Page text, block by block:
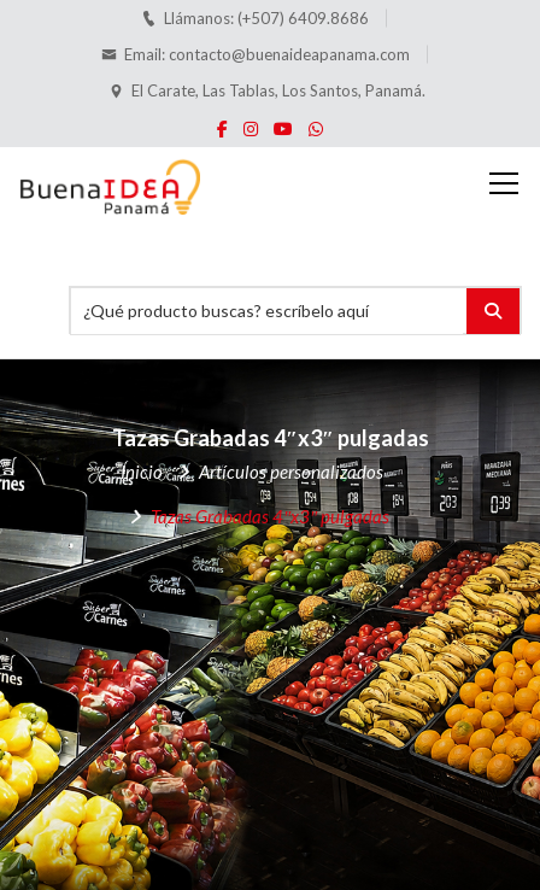
Llámanos: (+507) 6409.8686
Email: contacto@buenaideapanama.com
El Carate, Las Tablas, Los Santos, Panamá.
Tazas Grabadas4″x3″ pulgadas
Inicio Artículos personalizados
Tazas Grabadas4″x3″ pulgadas